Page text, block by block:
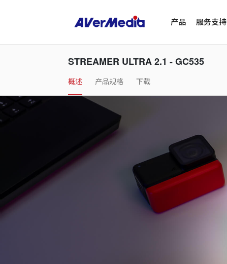
产品 服务支持
STREAMER ULTRA 2.1 - GC535
概述 产品规格 下载